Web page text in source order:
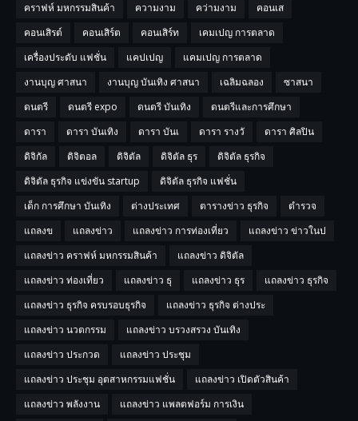
คราฟห์ มหกรรมสินค้า
ความงาม คว่ามงาม
คอนเส
คอนเสิรต์
คอนเสิร์ต คอนเสิร์ท
เคมเปญ การตลาด
เครื่องประดับ แฟชั่น
แคปเปญ
แคมเปญ การตลาด
งานบุญ ศาสนา
งานบุญ บันเทิง ศาสนา เฉลิมฉลอง
ซาสนา
ดนตรี
ดนตรี expo ดนตรี บันเทิง
ดนตรีและการศึกษา
ดารา
ดารา บันเทิง ดารา บันเ ดารา รางวั
ดารา ศิลปิน
ดิจิกัล
ดิจิตอล ดิจิตัล ดิจิตัล ธุร
ดิจิตัล ธุรกิจ
ดิจิตัล ธุรกิจ แข่งขัน startup
ดิจิตัล ธุรกิจ แฟชั่น
เด็ก การศึกษา บันเทิง
ต่างประเทศ ตารางข่าว ธุรกิจ
ตำรวจ
แถลงข
แถลงข่าว แถลงข่าว การท่องเที่ยว
แถลงข่าว ข่าวในป
แถลงข่าว คราฟห์ มหกรรมสินค้า
แถลงข่าว ดิจิตัล
แถลงข่าว ท่องเที่ยว
แถลงข่าว ธุ แถลงข่าว ธุร
แถลงข่าว ธุรกิจ
แถลงข่าว ธุรกิจ ครบรอบธุรกิจ
แถลงข่าว ธุรกิจ ต่างประ
แถลงข่าว นวตกรรม
แถลงข่าว บรวงสรวง บันเทิง
แถลงข่าว ประกวด
แถลงข่าว ประชุม
แถลงข่าว ประชุม อุตสาหกรรมแฟชั่น
แถลงข่าว เปิดตัวสินค้า
แถลงข่าว พลังงาน
แถลงข่าว แพลตฟอร์ม การเงิน